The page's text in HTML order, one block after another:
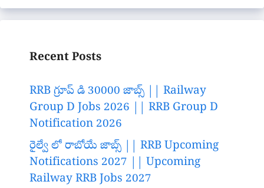
Recent Posts
RRB గ్రూప్ డి 30000 జాబ్స్ || Railway
Group D Jobs 2026 || RRB Group D
Notification 2026
రైల్వే లో రాబోయే జాబ్స్ || RRB Upcoming
Notifications 2027 || Upcoming
Railway RRB Jobs 2027